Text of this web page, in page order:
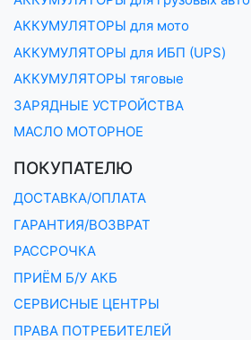
АККУМУЛЯТОРЫ для мото
АККУМУЛЯТОРЫ для ИБП (UPS)
АККУМУЛЯТОРЫ тяговые
ЗАРЯДНЫЕ УСТРОЙСТВА
МАСЛО МОТОРНОЕ
ПОКУПАТЕЛЮ
ДОСТАВКА/ОПЛАТА
ГАРАНТИЯ/ВОЗВРАТ
РАССРОЧКА
ПРИЁМ Б/У АКБ
СЕРВИСНЫЕ ЦЕНТРЫ
ПРАВА ПОТРЕБИТЕЛЕЙ